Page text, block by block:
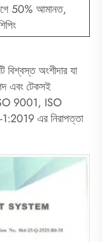
50% আমানত,
অংশীদার যা
এবং টেকসই
ISO 9001, ISO
এর নিরাপত্তা